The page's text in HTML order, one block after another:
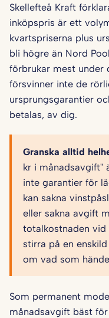
Skellefteå Kraft
inköpspris är ett
kvartspriserna plus
bli högre än Nord
förbrukar mest under
försvinner inte de
ursprungsgarantier
betalas, av dig.
Granska alltid
kr i månadsavgift"
inte garantier för
kan sakna
eller sakna avgift
totalkostnaden
stirra på en
om vad som
Som permanent
månadsavgift bäst